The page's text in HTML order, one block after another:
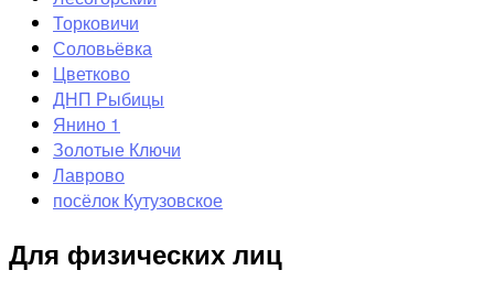
Торковичи
Соловьёвка
Цветково
ДНП Рыбицы
Янино 1
Золотые Ключи
Лаврово
посёлок Кутузовское
Для физических лиц